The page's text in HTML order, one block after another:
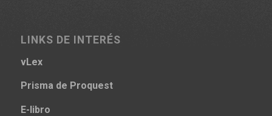
LINKS DE INTERÉS
vLex
Prisma de Proquest
E-libro